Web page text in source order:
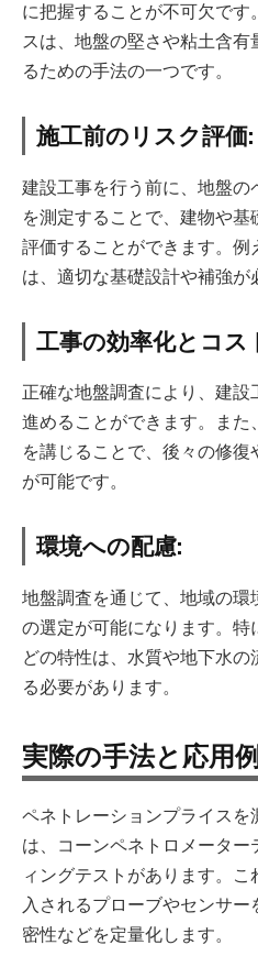
に把握することが不可欠です
スは、地盤の堅さや粘土含
るための手法の一つです。
施工前のリスク評価:
建設工事を行う前に、地盤の
を測定することで、建物や
評価することができます。例
は、適切な基礎設計や補強が
工事の効率化とコス
正確な地盤調査により、建
進めることができます。ま
を講じることで、後々の修復
が可能です。
環境への配慮:
地盤調査を通じて、地域の
の選定が可能になります。
どの特性は、水質や地下水
る必要があります。
実際の手法と応用例
ペネトレーションプライスを
は、コーンペネトロメータ
ィングテストがあります。
入されるプローブやセンサ
密性などを定量化します。